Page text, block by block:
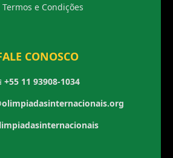
Termos e Condições
CONOSCO
+55 11 93908-1034